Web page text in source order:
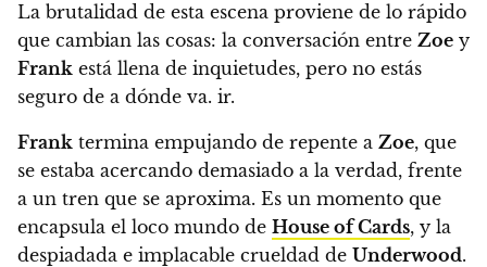
La brutalidad de esta escena proviene de lo rápido
que cambian las cosas: la conversación entre Zoe y
Frank está llena de inquietudes, pero no estás
seguro de a dónde va. ir.
Frank termina empujando de repente a Zoe, que
se estaba acercando demasiado a la verdad, frente
a un tren que se aproxima. Es un momento que
encapsula el loco mundo de House of Cards, y la
despiadada e implacable crueldad de Underwood.